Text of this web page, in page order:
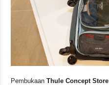
PembukaanThule Concept Store